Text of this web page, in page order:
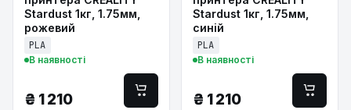
Stardust 1кг, 1.75мм,
рожевий
PLA
В наявності
₴ 1 210
Stardust 1кг, 1.75мм,
синій
PLA
В наявності
₴ 1 210